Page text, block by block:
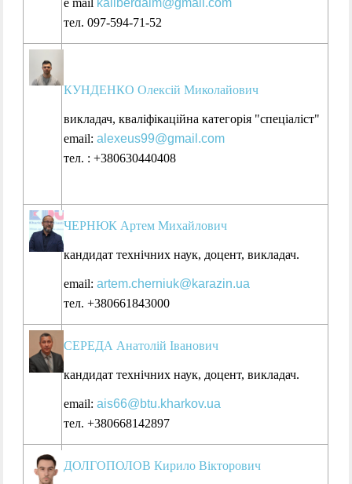
е mail kaliberdalm@gmail.com
тел. 097-594-71-52
КУНДЕНКО Олексій Миколайович
викладач, кваліфікаційна категорія "спеціаліст"
email:alexeus99@gmail.com
тел. : +380630440408
ЧЕРНЮК Артем Михайлович
кандидат технічних наук, доцент,викладач.
email:artem.cherniuk@karazin.ua
тел. +380661843000
СЕРЕДА Анатолій Іванович
кандидат технічних наук,доцент, викладач.
email:ais66@btu.kharkov.ua
тел. +380668142897
ДОЛГОПОЛОВ Кирило Вікторович